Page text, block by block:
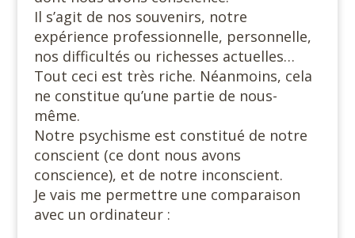
Il s’agit de nos souvenirs, notre
expérience professionnelle, personnelle,
nos difficultés ou richesses actuelles…
Tout ceci est très riche. Néanmoins, cela
ne constitue qu’une partie de nous-
même.
Notre psychisme est constitué de notre
conscient (ce dont nous avons
conscience), et de notre inconscient.
Je vais me permettre une comparaison
avec un ordinateur :